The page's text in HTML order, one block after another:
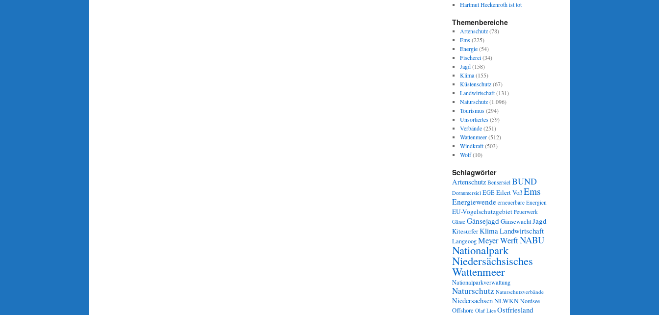
Hartmut Heckenroth ist tot
Themenbereiche
Artenschutz(78)
Ems(225)
Energie(54)
Fischerei(34)
Jagd(158)
Klima(155)
Küstenschutz(67)
Landwirtschaft(131)
Naturschutz(1.096)
Tourismus(294)
Unsortiertes(59)
Verbände(251)
Wattenmeer(512)
Windkraft(503)
Wolf(10)
Schlagwörter
Artenschutz Bensersiel BUND
Dornumersiel EGEEilert VoßEms
Energiewende erneuerbare Energien
EU-Vogelschutzgebiet Feuerwerk
Gänse GänsejagdGänsewachtJagd
KitesurferKlimaLandwirtschaft
LangeoogMeyer WerftNABU
Nationalpark
Niedersächsisches
Wattenmeer
Nationalparkverwaltung
Naturschutz Naturschutzverbände
NiedersachsenNLWKNNordsee
Offshore Olaf Lies Ostfriesland